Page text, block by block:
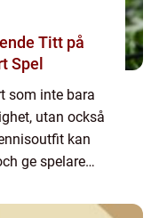
Titt på
Spel
som inte bara
utan också
kan
ge spelare
arti...